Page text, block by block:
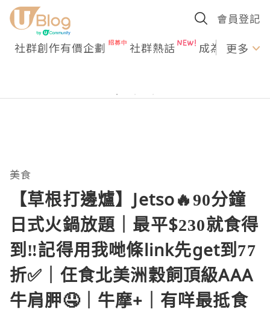
會員登記
社群創作有價企劃 社群熱話 成為U更多
美食
【草根打邊爐】Jetso🔥90分鐘
日式火鍋放題｜最平$230就食得
到‼️記得用我哋條link先get到77
折✅｜仼食北美洲穀飼頂級AAA
牛肩胛🤤｜牛摩+｜有咩最抵食